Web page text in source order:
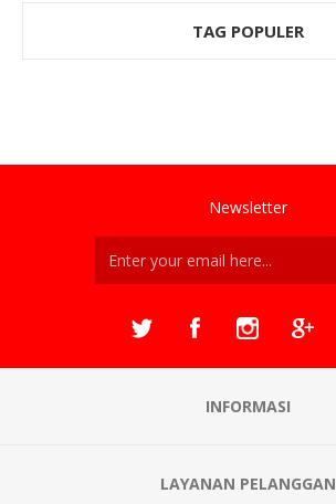
TAG POPULER
Newsletter
INFORMASI
LAYANAN PELANGGAN